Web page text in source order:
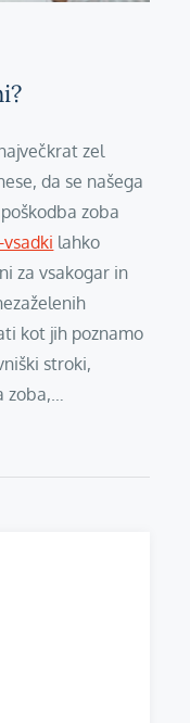
zel
da se našega
zoba
lahko
za vsakogar in
kot jih poznamo
stroki,
zoba,…